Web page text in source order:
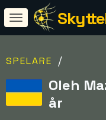
SPELARE /
Oleh
år